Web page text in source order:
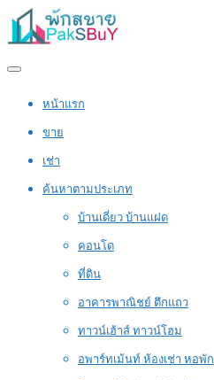
หน้าแรก
ขาย
เช่า
ค้นหาตามประเภท
บ้านเดี่ยว บ้านแฝด
คอนโด
ที่ดิน
อาคารพาณิชย์ ตึกแถว
ทาวน์เฮ้าส์ ทาวน์โฮม
อพาร์ทเม้นท์ ห้องเช่า หอพัก